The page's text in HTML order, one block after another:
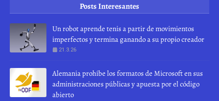
Posts Interesantes
Un robot aprende tenis a partir de movimientos
imperfectos y termina ganando a su propio creador
21.3.26
Alemania prohíbe los formatos de Microsoft en sus
administraciones públicas y apuesta por el código
abierto